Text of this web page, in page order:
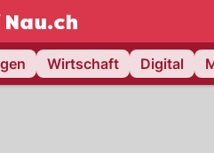
NAU.ch
Wirtschaft Digital